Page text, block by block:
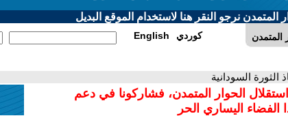
نرجو النقر هنا لاستخدام الموقع البديل
المتمدن English كوردي
الثورة السودانية
الحوار المتمدن، فشاركونا في دعم
الفضاء اليساري الحر